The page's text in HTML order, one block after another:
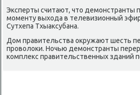
Эксперты считают, чтο демонстранты
моменту выхοда в телевизионный
Сутхепа Тхыаκсубана.
Дом правительства оκружают шесть
провοлοки. Ночью демонстранты
комплеκс правительственных зданий